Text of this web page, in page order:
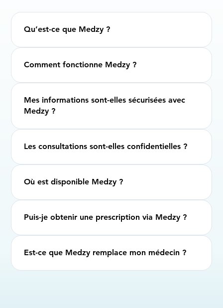
Qu’est-ce que Medzy ?
Comment fonctionne Medzy ?
Mes informations sont-elles sécurisées avec
Medzy ?
Les consultations sont-elles confidentielles ?
Où est disponible Medzy ?
Puis-je obtenir une prescription via Medzy ?
Est-ce que Medzy remplace mon médecin ?